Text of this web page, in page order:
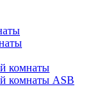
комнаты
комнаты ASB